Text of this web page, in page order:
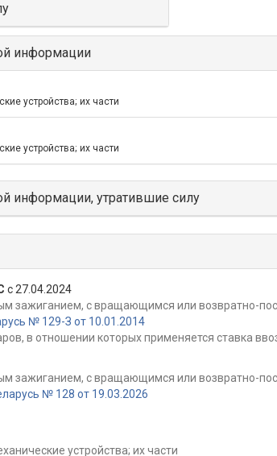
информации
устройства; их части
устройства; их части
информации, утратившие силу
с 27.04.2024
зажиганием, с вращающимся или возвратно-
№ 129-З от 10.01.2014
в отношении которых применяется ставка
зажиганием, с вращающимся или возвратно-
№ 128 от 19.03.2026
устройства; их части